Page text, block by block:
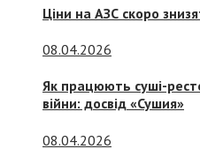
Ціни на АЗС скоро
08.04.2026
Як працюють суші-
війни: досвід «Сушия»
08.04.2026